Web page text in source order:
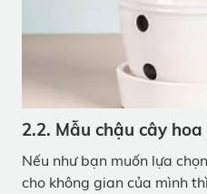
2.2. Mẫu chậu cây
Nếu như bạn muốn lựa
cho không gian của mình